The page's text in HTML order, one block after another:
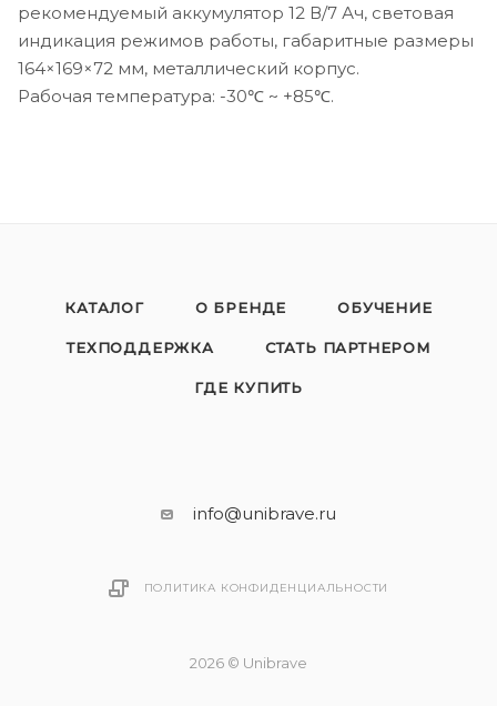
рекомендуемый аккумулятор 12 В/7 Ач, световая
индикация режимов работы, габаритные размеры
164×169×72 мм, металлический корпус.
Рабочая температура: -30℃ ~ +85℃.
КАТАЛОГ О БРЕНДЕ ОБУЧЕНИЕ
ТЕХПОДДЕРЖКА СТАТЬ ПАРТНЕРОМ
ГДЕ КУПИТЬ
info@unibrave.ru
ПОЛИТИКА КОНФИДЕНЦИАЛЬНОСТИ
2026 © Unibrave